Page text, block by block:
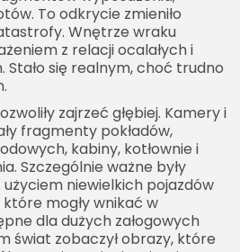
To odkrycie zmieniło
Wnętrze wraku
z relacji ocalałych i
się realnym, choć trudno
zajrzeć głębiej. Kamery i
fragmenty pokładów,
kabiny, kotłownie i
Szczególnie ważne były
niewielkich pojazdów
mogły wnikać w
dla dużych załogowych
świat zobaczył obrazy, które